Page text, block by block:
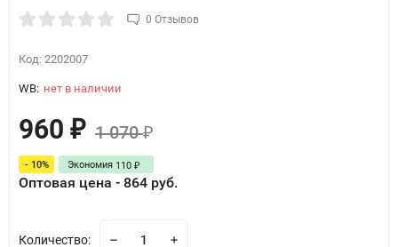
0 Отзывов
Код: 2202007
WB: нет в наличии
960 ₽ 1 070₽
- 10% Экономия 110 ₽
Оптовая цена - 864 руб.
Количество: